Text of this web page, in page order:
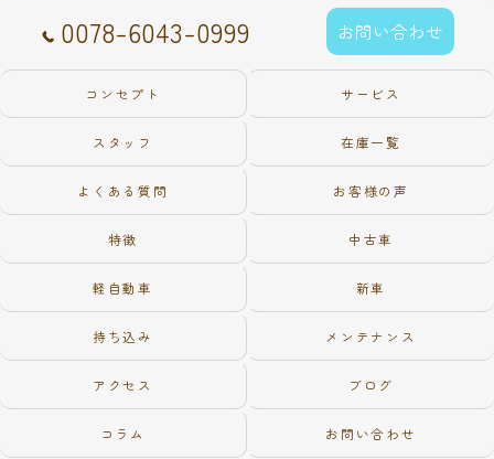
0078-6043-0999 お問い合わせ
コンセプト サービス
スタッフ 在庫一覧
よくある質問 お客様の声
特徴 中古車
軽自動車 新車
持ち込み メンテナンス
アクセス ブログ
コラム お問い合わせ